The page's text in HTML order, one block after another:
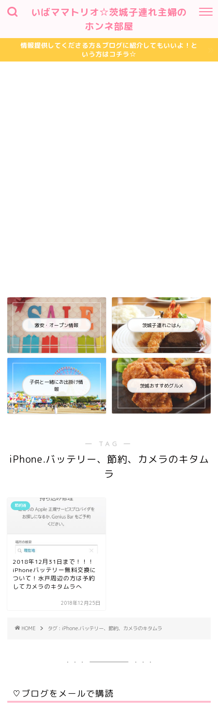
いばママトリオ☆茨城子連れ主婦の
ホンネ部屋
情報提供してくださる方＆ブログに紹介してもいいよ！と
いう方はコチラ☆
激安・オープン情報 茨城子連れごはん
子供と一緒にお出掛け情
報
茨城おすすめグルメ
― TAG ―
iPhone.バッテリー、節約、カメラのキタム
ラ
節約術
2018年12月31日まで！！！
iPhoneバッテリー無料交換に
ついて！水戸周辺の方は予約
してカメラのキタムラへ
2018年12月25日
HOME タグ : iPhone.バッテリー、節約、カメラのキタムラ
♡ブログをメールで購読